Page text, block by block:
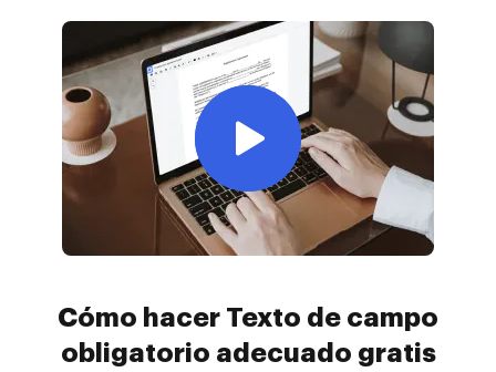
Cómo hacer Texto de campo
obligatorio adecuado gratis